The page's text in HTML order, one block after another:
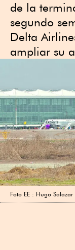
de la
segundo
Delta
ampliar su
Foto EE : Hugo Salazar